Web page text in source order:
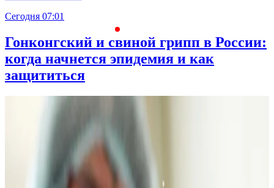
Сегодня 07:01
Гонконгский и свиной грипп в России:
когда начнется эпидемия и как
защититься